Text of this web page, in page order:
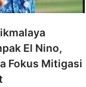
El Nino,
Fokus Mitigasi